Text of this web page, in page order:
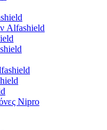
Alfashield
Nipro